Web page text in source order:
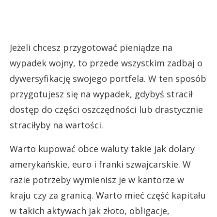
Jeżeli chcesz przygotować pieniądze na
wypadek wojny, to przede wszystkim zadbaj o
dywersyfikację swojego portfela. W ten sposób
przygotujesz się na wypadek, gdybyś stracił
dostęp do części oszczędności lub drastycznie
straciłyby na wartości.
Warto kupować obce waluty takie jak dolary
amerykańskie, euro i franki szwajcarskie. W
razie potrzeby wymienisz je w kantorze w
kraju czy za granicą. Warto mieć część kapitału
w takich aktywach jak złoto, obligacje,